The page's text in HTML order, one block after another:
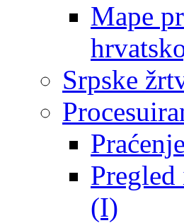
Mape
Srpske
(I)